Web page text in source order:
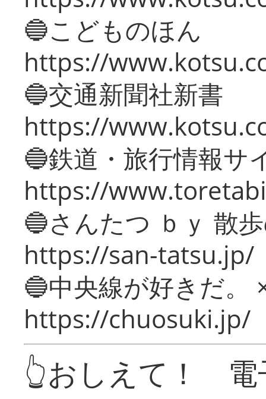
🔵こどものほん
https://
🔵交通新聞社新書
https://
🔵鉄道・旅行情報サ
https://
🔵さんたつ ｂｙ 散
https://san-tatsu.jp/
🔵中央線が好きだ。
https://chuosuki.jp/
👆おしえて！ 電